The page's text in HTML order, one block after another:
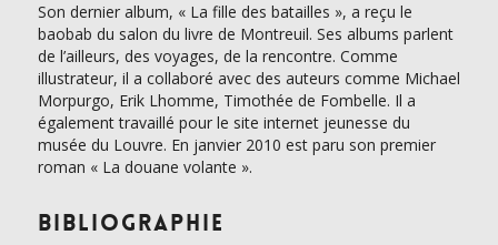
Son dernier album, « La fille des batailles », a reçu le
baobab du salon du livre de Montreuil. Ses albums parlent
de l’ailleurs, des voyages, de la rencontre. Comme
illustrateur, il a collaboré avec des auteurs comme Michael
Morpurgo, Erik Lhomme, Timothée de Fombelle. Il a
également travaillé pour le site internet jeunesse du
musée du Louvre. En janvier 2010 est paru son premier
roman « La douane volante ».
Bibliographie